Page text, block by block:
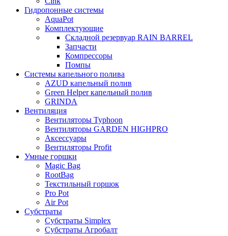
Гидропонные системы
AquaPot
Комплектующие
Складной резервуар RAIN BARREL
Запчасти
Компрессоры
Помпы
Системы капельного полива
AZUD капельный полив
Green Helper капельный полив
GRINDA
Вентиляция
Вентиляторы Typhoon
Вентиляторы GARDEN HIGHPRO
Аксессуары
Вентиляторы Profit
Умные горшки
Magic Bag
RootBag
Текстильный горшок
Pro Pot
Air Pot
Субстраты
Субстраты Simplex
Субстраты Агробалт